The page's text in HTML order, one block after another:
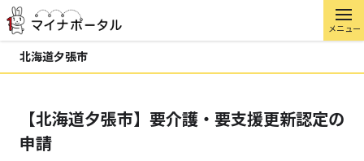
メニュー
北海道夕張市
【北海道夕張市】要介護・要支援更新認定の
申請